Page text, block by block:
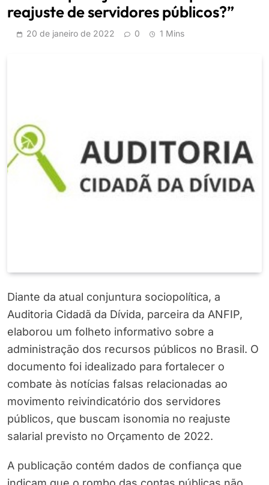
reajuste de servidores públicos?”
20 de janeiro de 2022 0 1 Mins
Diante da atual conjuntura sociopolítica, a
Auditoria Cidadã da Dívida, parceira da ANFIP,
elaborou um folheto informativo sobre a
administração dos recursos públicos no Brasil. O
documento foi idealizado para fortalecer o
combate às notícias falsas relacionadas ao
movimento reivindicatório dos servidores
públicos, que buscam isonomia no reajuste
salarial previsto no Orçamento de 2022.
A publicação contém dados de confiança que